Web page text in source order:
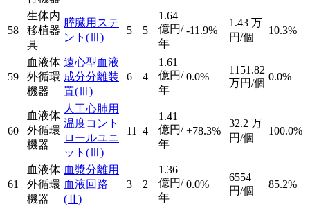
58
生体内
移植器
具
膵臓用ステ
ント (Ⅲ)
5 5
1.64
億円/
年
-11.9%
1.43 万
円/個
10.3%
59
血液体
外循環
機器
遠心型血液
成分分離装
置(Ⅲ)
6 4
1.61
億円/
年
0.0%
1151.82
万円/個
0.0%
60
血液体
外循環
機器
人工心肺用
温度コント
ロールユニ
ット (Ⅲ)
11 4
1.41
億円/
年
+78.3%
32.2 万
円/個
100.0%
61
血液体
外循環
機器
血漿分離用
血液回路
(Ⅱ)
3 2
1.36
億円/
年
0.0%
6554
円/個
85.2%